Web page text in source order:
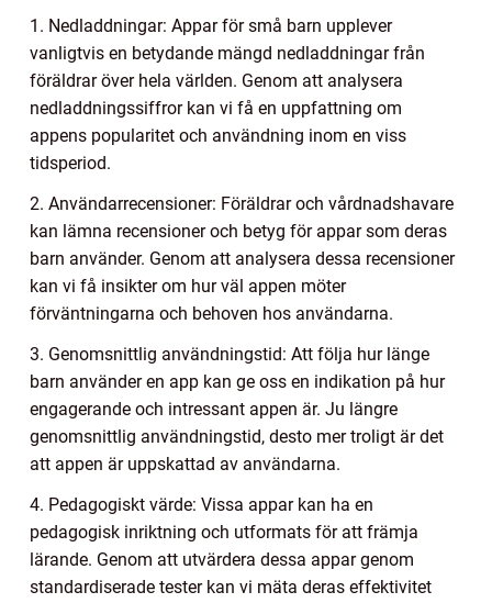
1. Nedladdningar: Appar för små barn upplever
vanligtvis en betydande mängd nedladdningar från
föräldrar över hela världen. Genom att analysera
nedladdningssiffror kan vi få en uppfattning om
appens popularitet och användning inom en viss
tidsperiod.
2. Användarrecensioner: Föräldrar och vårdnadshavare
kan lämna recensioner och betyg för appar som deras
barn använder. Genom att analysera dessa recensioner
kan vi få insikter om hur väl appen möter
förväntningarna och behoven hos användarna.
3. Genomsnittlig användningstid: Att följa hur länge
barn använder en app kan ge oss en indikation på hur
engagerande och intressant appen är. Ju längre
genomsnittlig användningstid, desto mer troligt är det
att appen är uppskattad av användarna.
4. Pedagogiskt värde: Vissa appar kan ha en
pedagogisk inriktning och utformats för att främja
lärande. Genom att utvärdera dessa appar genom
standardiserade tester kan vi mäta deras effektivitet